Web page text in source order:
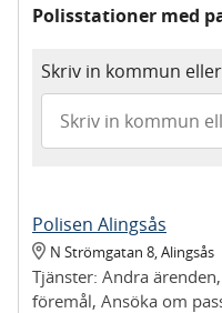
Polisstationer med
Skriv in kommun
Polisen Alingsås
N Strömgatan 8,Alingsås
Tjänster: Andra
föremål, Ansöka om